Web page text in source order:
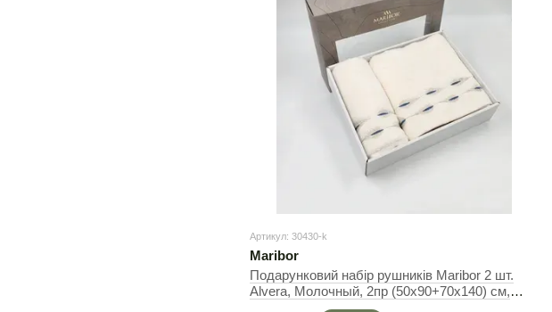
Артикул: 30430-k
Maribor
Подарунковий набір рушників Maribor 2 шт.
Alvera, Молочный, 2пр (50х90+70х140) см,